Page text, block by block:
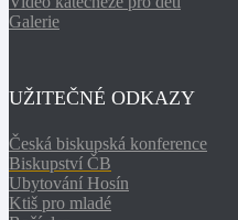
Galerie
UŽITEČNÉ ODKAZY
Česká biskupská konference
Biskupství ČB
Ubytování Hosín
Ktiš pro mladé